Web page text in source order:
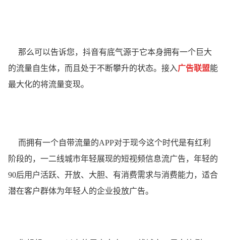
那么可以告诉您，抖音有底气源于它本身拥有一个巨大
的流量自生体，而且处于不断攀升的状态。接入广告联盟能
最大化的将流量变现。
而拥有一个自带流量的APP对于现今这个时代是有红利
阶段的，一二线城市年轻展现的短视频信息流广告，年轻的
90后用户活跃、开放、大胆、有消费需求与消费能力，适合
潜在客户群体为年轻人的企业投放广告。